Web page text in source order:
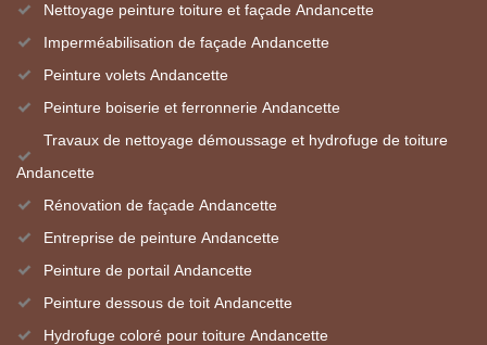
Nettoyage peinture toiture et façade Andancette
Imperméabilisation de façade Andancette
Peinture volets Andancette
Peinture boiserie et ferronnerie Andancette
Travaux de nettoyage démoussage et hydrofuge de toiture
Andancette
Rénovation de façade Andancette
Entreprise de peinture Andancette
Peinture de portail Andancette
Peinture dessous de toit Andancette
Hydrofuge coloré pour toiture Andancette